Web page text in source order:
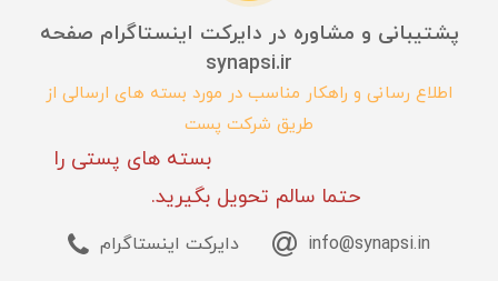
پشتیبانی و مشاوره در دایرکت اینستاگرام صفحه
synapsi.ir
اطلاع رسانی و راهکار مناسب در مورد بسته های ارسالی از
طریق شرکت پست
بسته های پستی را
حتما سالم تحویل بگیرید.
info@synapsi.in دایرکت اینستاگرام